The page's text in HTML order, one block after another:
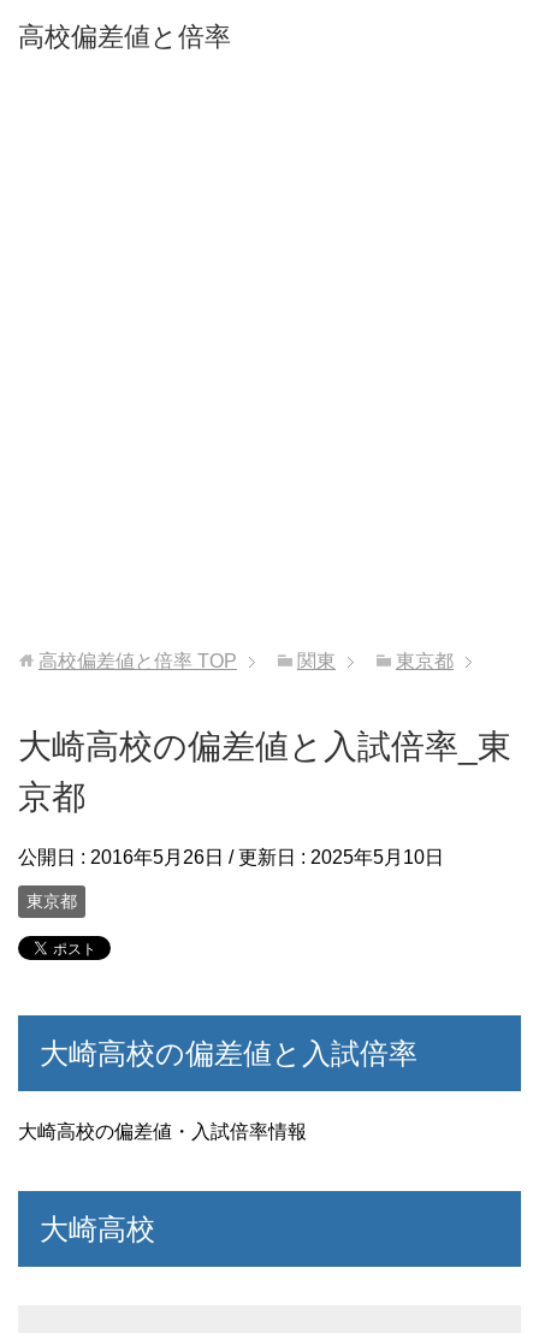
高校偏差値と倍率
高校偏差値と倍率 TOP 関東 東京都
大崎高校の偏差値と入試倍率_東
京都
公開日 : 2016年5月26日 / 更新日 : 2025年5月10日
東京都
大崎高校の偏差値と入試倍率
大崎高校の偏差値・入試倍率情報
大崎高校